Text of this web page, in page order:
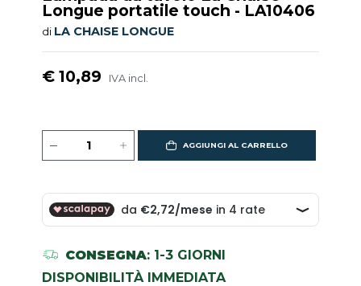
Longue portatile touch - LA10406
di LA CHAISE LONGUE
€ 10,89 IVA incl.
AGGIUNGI AL CARRELLO
CONSEGNA: 1-3 GIORNI
DISPONIBILITÀ IMMEDIATA